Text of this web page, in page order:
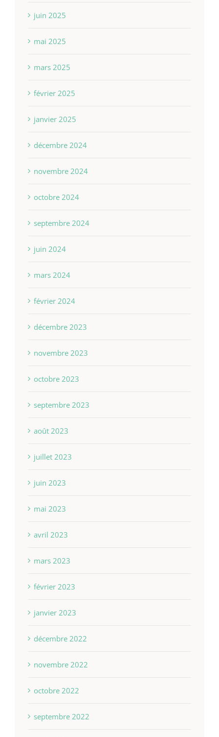
juin 2025
mai 2025
mars 2025
février 2025
janvier 2025
décembre 2024
novembre 2024
octobre 2024
septembre 2024
juin 2024
mars 2024
février 2024
décembre 2023
novembre 2023
octobre 2023
septembre 2023
août 2023
juillet 2023
juin 2023
mai 2023
avril 2023
mars 2023
février 2023
janvier 2023
décembre 2022
novembre 2022
octobre 2022
septembre 2022